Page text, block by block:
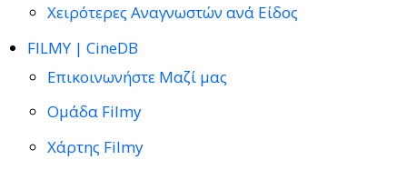
Χειρότερες Αναγνωστών ανά Είδος
FILMY | CineDB
Επικοινωνήστε Μαζί μας
Ομάδα Filmy
Χάρτης Filmy